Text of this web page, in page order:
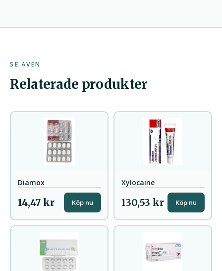
SE ÄVEN
Relaterade produkter
Diamox
14,47 kr Köp nu
Xylocaine
130,53 kr Köp nu